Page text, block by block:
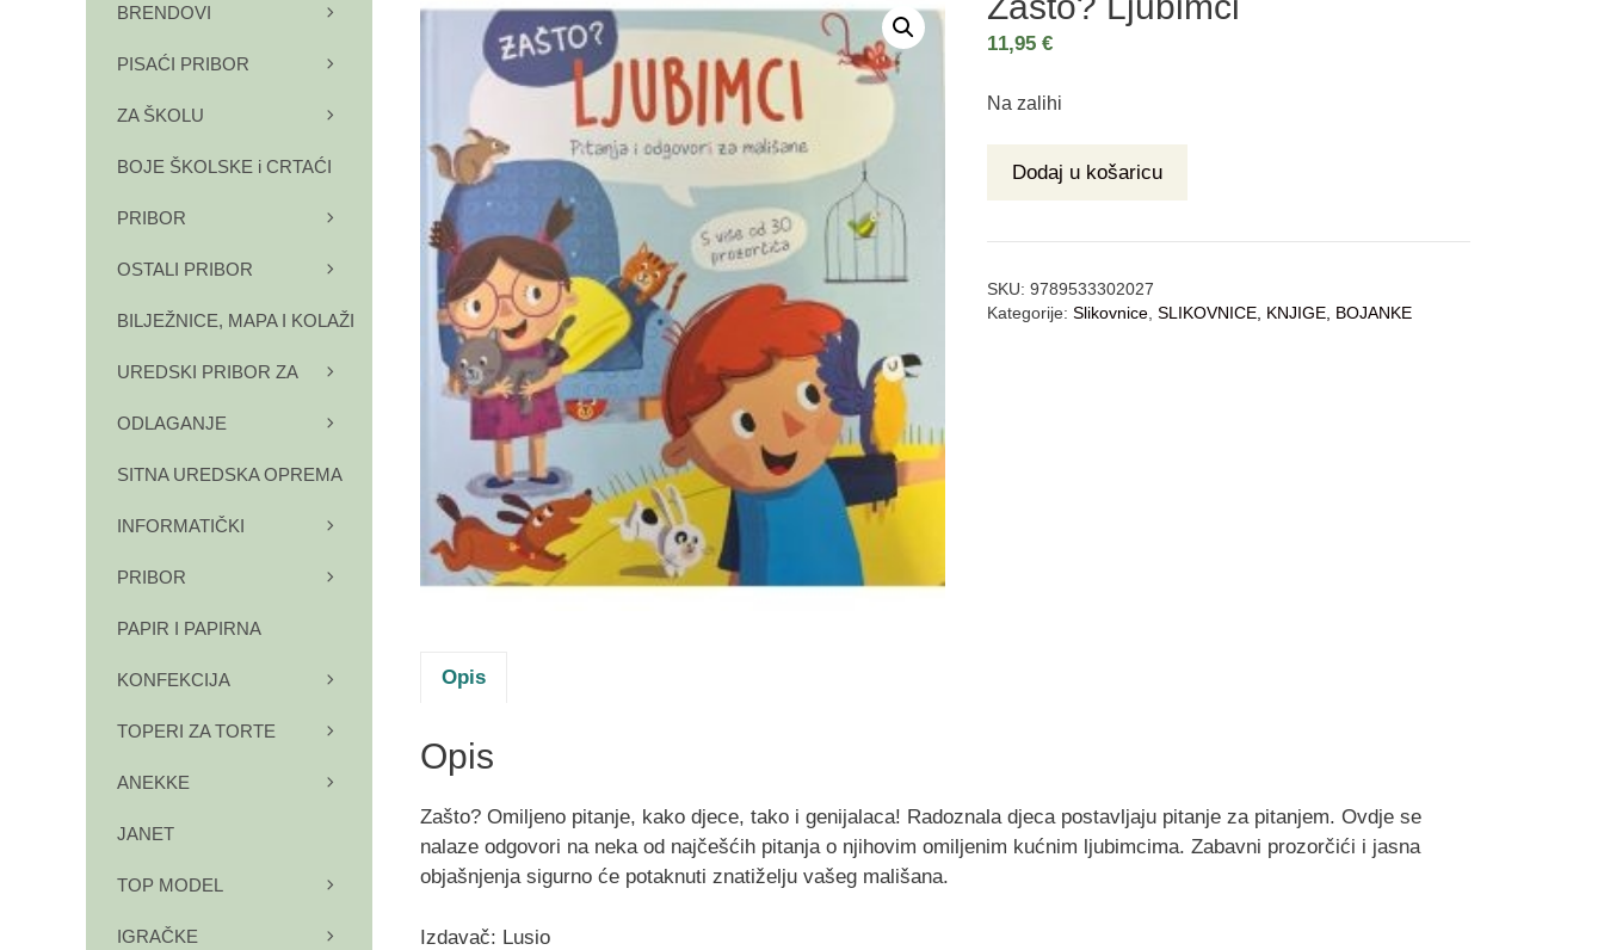
11,95€
Na zalihi
Dodaj u košaricu
SKU:9789533302027
Kategorije:Slikovnice,SLIKOVNICE, KNJIGE, BOJANKE
Opis
Opis
Zašto? Omiljeno pitanje, kako djece, tako i genijalaca! Radoznala djeca postavljaju pitanje za pitanjem. Ovdje se
nalaze odgovori na neka od najčešćih pitanja o njihovim omiljenim kućnim ljubimcima. Zabavni prozorčići i jasna
objašnjenja sigurno će potaknuti znatiželju vašeg mališana.
Izdavač: Lusio
BRENDOVI
PISAĆI PRIBOR
ZA ŠKOLU
BOJE ŠKOLSKE i CRTAĆI
PRIBOR
OSTALI PRIBOR
BILJEŽNICE, MAPA I KOLAŽI
UREDSKI PRIBOR ZA
ODLAGANJE
SITNA UREDSKA OPREMA
INFORMATIČKI
PRIBOR
PAPIR I PAPIRNA
KONFEKCIJA
TOPERI ZA TORTE
ANEKKE
JANET
TOP MODEL
IGRAČKE